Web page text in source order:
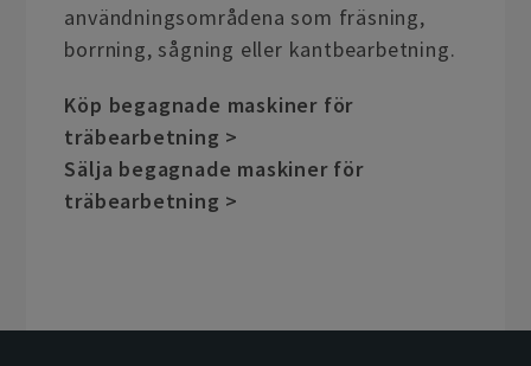
användningsområdena som fräsning,
borrning, sågning eller kantbearbetning.
Köp begagnade maskiner för
träbearbetning >
Sälja begagnade maskiner för
träbearbetning >